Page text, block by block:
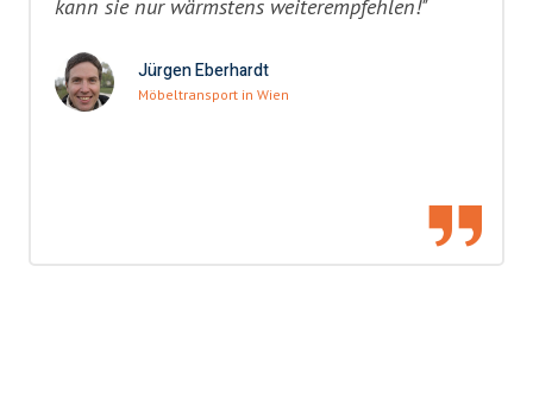
kann sie nur wärmstens weiterempfehlen!"
Jürgen Eberhardt
Möbeltransport in Wien